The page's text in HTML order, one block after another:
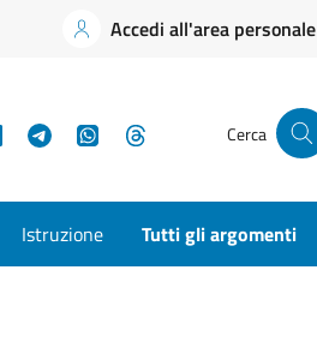
Accedi all'area personale
LinkedInTelegramWhatsApp Cerca
Istruzione Tutti gli argomenti